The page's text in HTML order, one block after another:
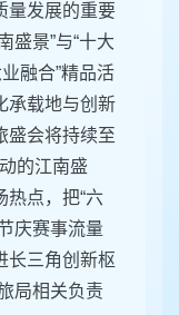
量发展的重要
盛景”与“十大
融合”精品活
承载地与创新
盛会将持续至
的江南盛
热点，把“六
庆赛事流量
长三角创新枢
局相关负责